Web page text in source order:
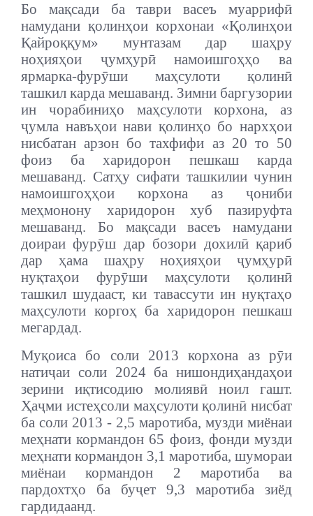
Бо мақсади ба таври васеъ муаррифӣ
намудани қолинҳои корхонаи «Қолинҳои
Қайроққум» мунтазам дар шаҳру
ноҳияҳои ҷумҳурӣ намоишгоҳҳо ва
ярмарка-фурӯши маҳсулоти қолинӣ
ташкил карда мешаванд. Зимни баргузории
ин чорабиниҳо маҳсулоти корхона, аз
ҷумла навъҳои нави қолинҳо бо нархҳои
нисбатан арзон бо тахфифи аз 20 то 50
фоиз ба харидорон пешкаш карда
мешаванд. Сатҳу сифати ташкилии чунин
намоишгоҳҳои корхона аз ҷониби
меҳмонону харидорон хуб пазируфта
мешаванд. Бо мақсади васеъ намудани
доираи фурӯш дар бозори дохилӣ қариб
дар ҳама шаҳру ноҳияҳои ҷумҳурӣ
нуқтаҳои фурӯши маҳсулоти қолинӣ
ташкил шудааст, ки тавассути ин нуқтаҳо
маҳсулоти коргоҳ ба харидорон пешкаш
мегардад.
Муқоиса бо соли 2013 корхона аз рӯи
натиҷаи соли 2024 ба нишондиҳандаҳои
зерини иқтисодию молиявӣ ноил гашт.
Ҳаҷми истеҳсоли маҳсулоти қолинӣ нисбат
ба соли 2013 - 2,5 маротиба, музди миёнаи
меҳнати кормандон 65 фоиз, фонди музди
меҳнати кормандон 3,1 маротиба, шумораи
миёнаи кормандон 2 маротиба ва
пардохтҳо ба буҷет 9,3 маротиба зиёд
гардидаанд.